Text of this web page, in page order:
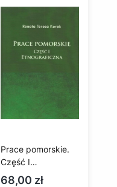
Prace pomorskie.
Część I
etnograficzna
Cena
68,00 zł